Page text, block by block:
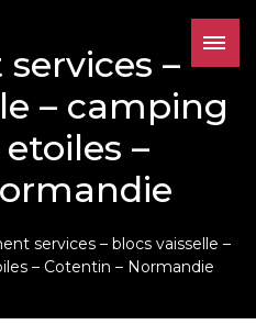
–
– camping
–
services – blocs vaisselle –
– Cotentin – Normandie